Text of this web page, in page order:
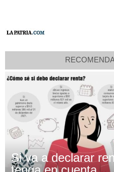
Si va a declarar